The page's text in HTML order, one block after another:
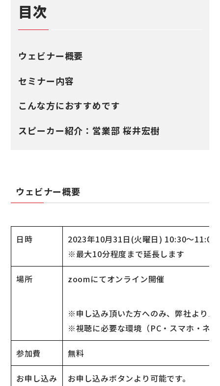
目次
ウェビナー概要
セミナー内容
こんな方におすすめです
スピーカー紹介：営業部 桜井宏樹
ウェビナー概要
日時
2023年10月31日(火曜日) 10:30〜11:00
※最大10分程度まで延長します
場所 zoomにてオンライン開催
※申し込み頂いた方へのみ、弊社より
※視聴に必要な環境（PC・スマホ・ネ
参加費 無料
お申し込み お申し込みボタンより可能です。